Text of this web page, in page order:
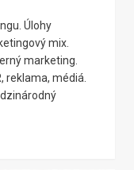
Úlohy
mix.
marketing.
reklama, médiá.